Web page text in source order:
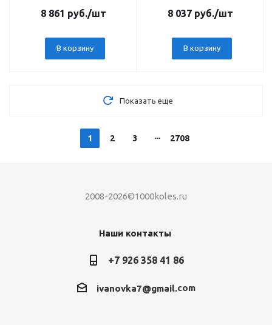
8 861 руб./шт
В корзину
8 037руб./шт
В корзину
Показать еще
1 2 3 2708
2008-2026©1000koles.ru
Наши контакты
+7 926 358 41 86
ivanovka7@gmail.com